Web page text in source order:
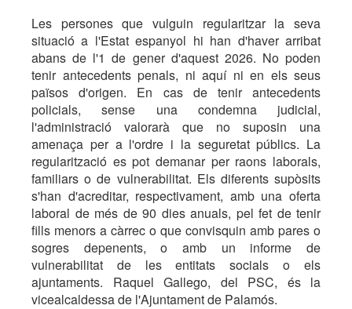
Les persones que vulguin regularitzar la seva
situació a l'Estat espanyol hi han d'haver arribat
abans de l'1 de gener d'aquest 2026. No poden
tenir antecedents penals, ni aquí ni en els seus
països d'origen. En cas de tenir antecedents
policials, sense una condemna judicial,
l'administració valorarà que no suposin una
amenaça per a l'ordre i la seguretat públics. La
regularització es pot demanar per raons laborals,
familiars o de vulnerabilitat. Els diferents supòsits
s'han d'acreditar, respectivament, amb una oferta
laboral de més de 90 dies anuals, pel fet de tenir
fills menors a càrrec o que convisquin amb pares o
sogres depenents, o amb un informe de
vulnerabilitat de les entitats socials o els
ajuntaments. Raquel Gallego, del PSC, és la
vicealcaldessa de l'Ajuntament de Palamós.